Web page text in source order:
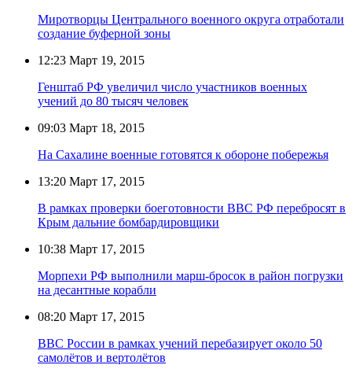
Миротворцы Центрального военного округа отработали
создание буферной зоны
12:23 Март 19, 2015
Генштаб РФ увеличил число участников военных
учений до 80 тысяч человек
09:03 Март 18, 2015
На Сахалине военные готовятся к обороне побережья
13:20 Март 17, 2015
В рамках проверки боеготовности ВВС РФ перебросят в
Крым дальние бомбардировщики
10:38 Март 17, 2015
Морпехи РФ выполнили марш-бросок в район погрузки
на десантные корабли
08:20 Март 17, 2015
ВВС России в рамках учений перебазирует около 50
самолётов и вертолётов